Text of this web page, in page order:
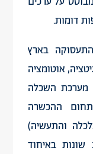
דומות.
בארץ
אוטומציה
מערכת השכלה
ההכשרה
והתעשיה)
שונות באיחוד